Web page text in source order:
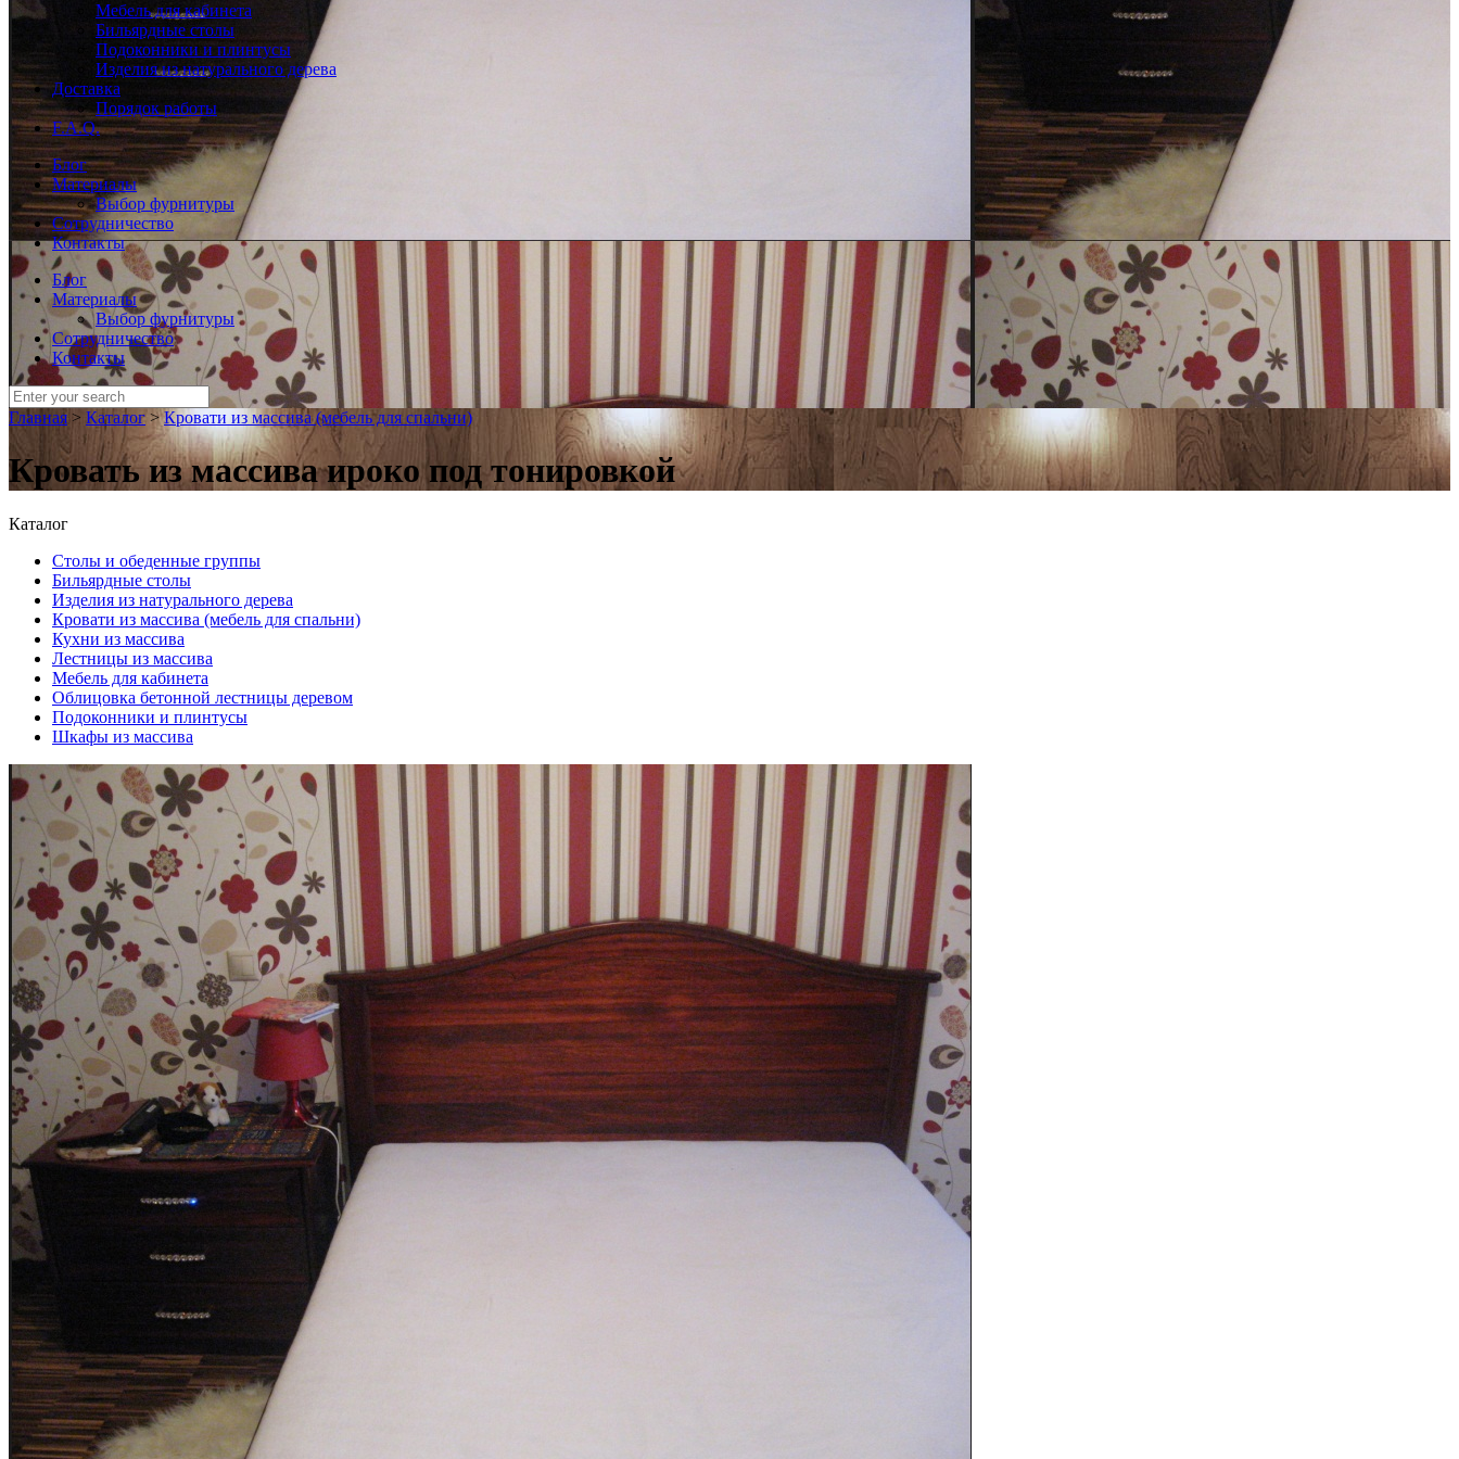
Мебель для кабинета
Бильярдные столы
Подоконники и плинтусы
Изделия из натурального дерева
Доставка
Порядок работы
F.A.Q.
Блог
Материалы
Выбор фурнитуры
Сотрудничество
Контакты
Блог
Материалы
Выбор фурнитуры
Сотрудничество
Контакты
Главная > Каталог>Кровати из массива (мебель для спальни)
Кровать из массива ироко под тонировкой
Каталог
Cтолы и обеденные группы
Бильярдные столы
Изделия из натурального дерева
Кровати из массива (мебель для спальни)
Кухни из массива
Лестницы из массива
Мебель для кабинета
Облицовка бетонной лестницы деревом
Подоконники и плинтусы
Шкафы из массива